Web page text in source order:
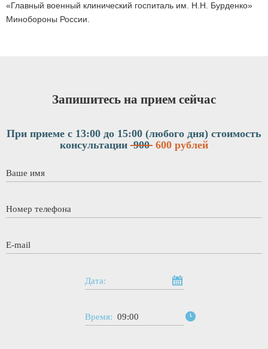
«Главный военный клинический госпиталь им. Н.Н. Бурденко»
Минобороны России.
Запишитесь на прием сейчас
При приеме с 13:00 до 15:00 (любого дня) стоимость
консультации 900 600 рублей
Ваше имя
Номер телефона
E-mail
Дата:
Время: 09:00